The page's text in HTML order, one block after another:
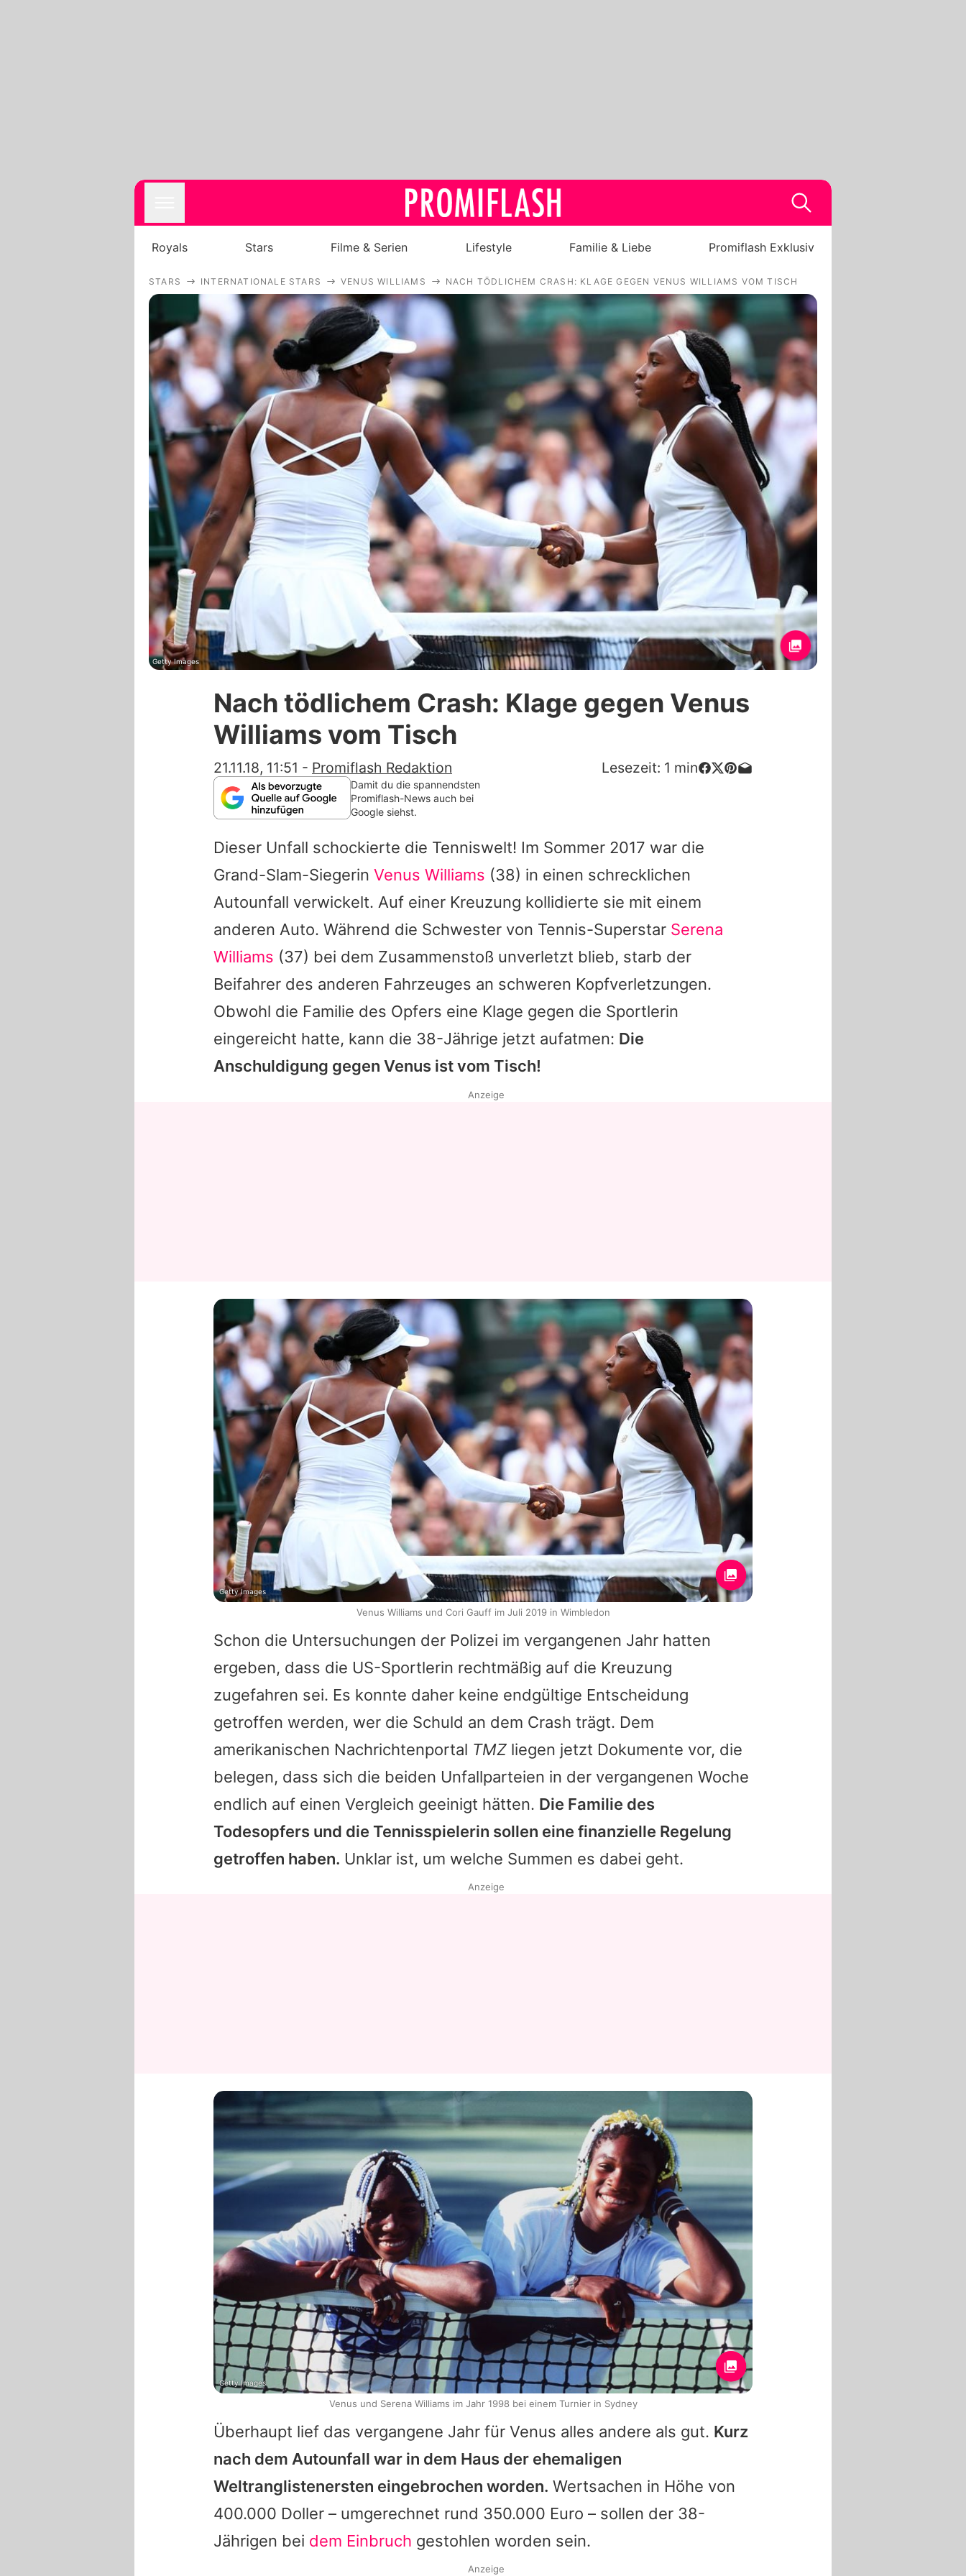
Royals
Filme & Serien
Familie & Liebe
Promiflash Exklusiv
Alle Themen auf Promiflash
Jobs
App runterladen
Team
Redaktionelle Richtlinien
Impressum
Datenschutzerklärung
Nutzungsbedingungen
Utiq verwalten
Royals Stars Filme & Serien Lifestyle Familie & Liebe Promiflash Exklusiv
STARS INTERNATIONALE STARS VENUS WILLIAMS NACH TÖDLICHEM CRASH: KLAGE GEGEN VENUS WILLIAMS VOM TISCH
Getty Images
Nach tödlichem Crash: Klage gegen Venus
Williams vom Tisch
21.11.18, 11:51 - Promiflash Redaktion Lesezeit: 1 min
Damit du die spannendsten
Promiflash-News auch bei
Google siehst.
Dieser Unfall schockierte die Tenniswelt! Im Sommer 2017 war die
Grand-Slam-Siegerin Venus Williams (38) in einen schrecklichen
Autounfall verwickelt. Auf einer Kreuzung kollidierte sie mit einem
anderen Auto. Während die Schwester von Tennis-Superstar Serena
Williams (37) bei dem Zusammenstoß unverletzt blieb, starb der
Beifahrer des anderen Fahrzeuges an schweren Kopfverletzungen.
Obwohl die Familie des Opfers eine Klage gegen die Sportlerin
eingereicht hatte, kann die 38-Jährige jetzt aufatmen: Die
Anschuldigung gegen Venus ist vom Tisch!
Schon die Untersuchungen der Polizei im vergangenen Jahr hatten
ergeben, dass die US-Sportlerin rechtmäßig auf die Kreuzung
zugefahren sei. Es konnte daher keine endgültige Entscheidung
getroffen werden, wer die Schuld an dem Crash trägt. Dem
amerikanischen Nachrichtenportal TMZ liegen jetzt Dokumente vor, die
belegen, dass sich die beiden Unfallparteien in der vergangenen Woche
endlich auf einen Vergleich geeinigt hätten. Die Familie des
Todesopfers und die Tennisspielerin sollen eine finanzielle Regelung
getroffen haben. Unklar ist, um welche Summen es dabei geht.
Überhaupt lief das vergangene Jahr für Venus alles andere als gut. Kurz
nach dem Autounfall war in dem Haus der ehemaligen
Weltranglistenersten eingebrochen worden. Wertsachen in Höhe von
400.000 Doller – umgerechnet rund 350.000 Euro – sollen der 38-
Jährigen bei dem Einbruch gestohlen worden sein.
Anzeige
Getty Images
Venus Williams und Cori Gauff im Juli 2019 in Wimbledon
Anzeige
Getty Images
Venus und Serena Williams im Jahr 1998 bei einem Turnier in Sydney
Anzeige